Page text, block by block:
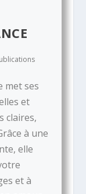
met ses
et
claires,
à une
elle
et à